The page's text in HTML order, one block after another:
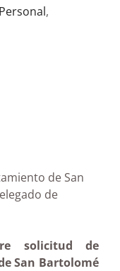
Personal,
de San
de
solicitud de
San Bartolomé